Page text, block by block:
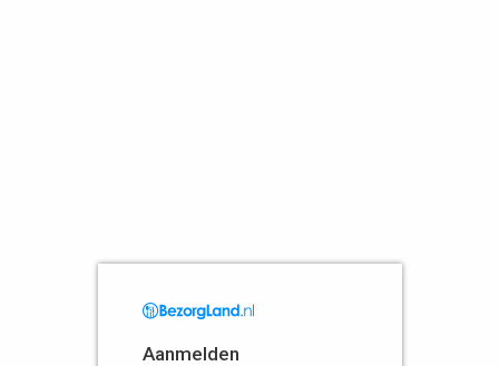
Aanmelden